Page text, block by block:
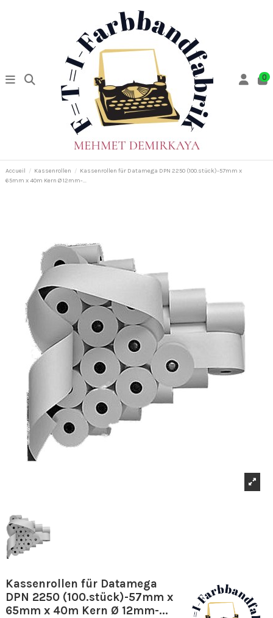
0
Accueil Kassenrollen
Kassenrollen für Datamega DPN 2250 (100.stück)-57mm x
65mm x 40m Kern Ø 12mm-...
Kassenrollen für Datamega
DPN 2250 (100.stück)-57mm x
65mm x 40m Kern Ø 12mm-...